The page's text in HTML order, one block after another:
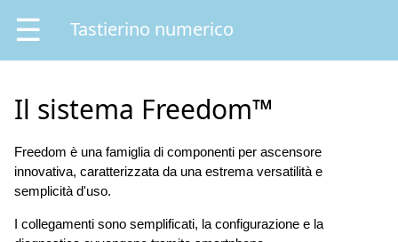
☰ Tastierino numerico
Il sistema Freedom™
Freedom è una famiglia di componenti per ascensore
innovativa, caratterizzata da una estrema versatilità e
semplicità d'uso.
I collegamenti sono semplificati, la configurazione e la